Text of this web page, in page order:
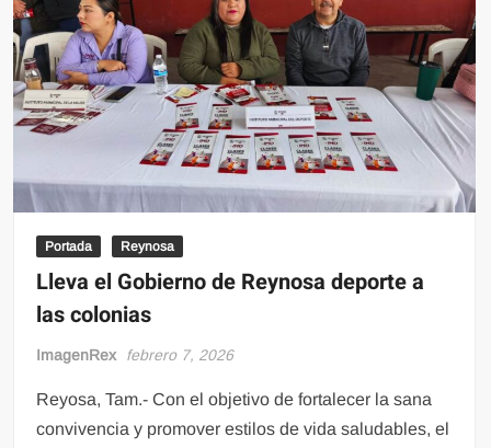
Portada Reynosa
Lleva el Gobierno de Reynosa deporte a
las colonias
ImagenRex febrero 7, 2026
Reyosa, Tam.- Con el objetivo de fortalecer la sana
convivencia y promover estilos de vida saludables, el